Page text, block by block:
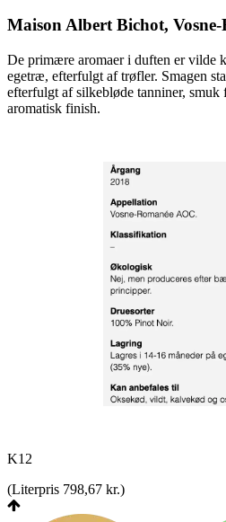
Maison Albert Bichot, Vosne-
De primære aromaer i duften er vilde
egetræ, efterfulgt af trøfler. Smagen
efterfulgt af silkebløde tanniner,
aromatisk finish.
K12
(Literpris 798,67 kr.)